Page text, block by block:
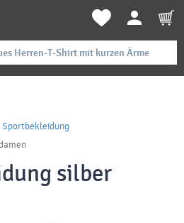
Sportbekleidung
silber